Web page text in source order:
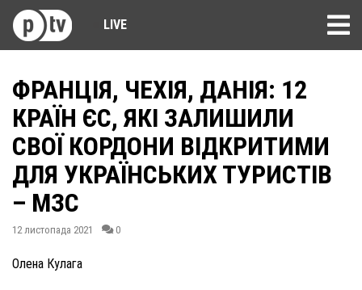
LIVE
ФРАНЦІЯ, ЧЕХІЯ, ДАНІЯ: 12
КРАЇН ЄС, ЯКІ ЗАЛИШИЛИ
СВОЇ КОРДОНИ ВІДКРИТИМИ
ДЛЯ УКРАЇНСЬКИХ ТУРИСТІВ
– МЗС
12 листопада 2021 0
Олена Кулага